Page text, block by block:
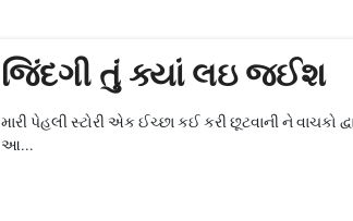
જિંદગી તું ક્યાં લઇ જઈશ
મારી પેહલી સ્ટોરી એક ઈચ્છા કઈ કરી છૂટવાની ને વાચકો
આ...